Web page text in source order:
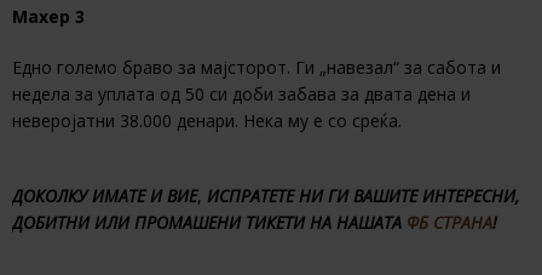
Махер 3
Едно големо браво за мајсторот. Ги „навезал“ за сабота и
недела за уплата од 50 си доби забава за двата дена и
неверојатни 38.000 денари. Нека му е со среќа.
ДОКОЛКУ ИМАТЕ И ВИЕ, ИСПРАТЕТЕ НИ ГИ ВАШИТЕ ИНТЕРЕСНИ,
ДОБИТНИ ИЛИ ПРОМАШЕНИ ТИКЕТИ НА НАШАТА ФБ СТРАНА!